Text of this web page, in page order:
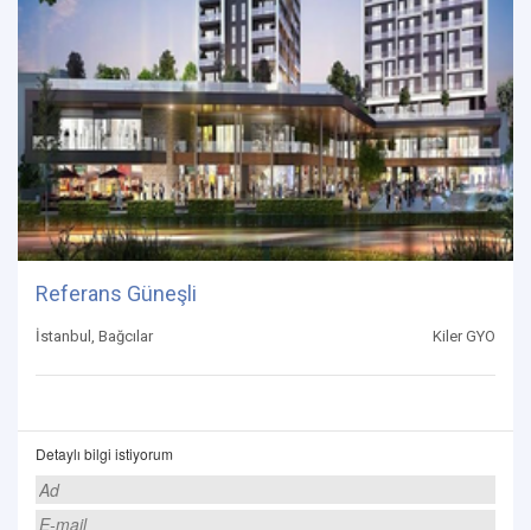
Referans Güneşli
İstanbul, Bağcılar Kiler GYO
Detaylı bilgi istiyorum